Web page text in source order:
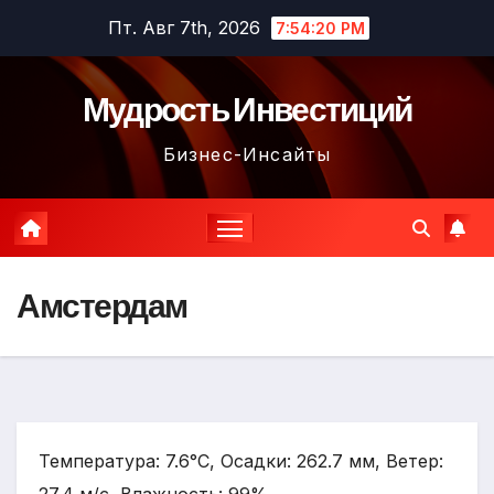
содержимому
Пт. Авг 7th, 2026 7:54:21 PM
Мудрость Инвестиций
Бизнес-Инсайты
Амстердам
Температура: 7.6°C, Осадки: 262.7 мм, Ветер: